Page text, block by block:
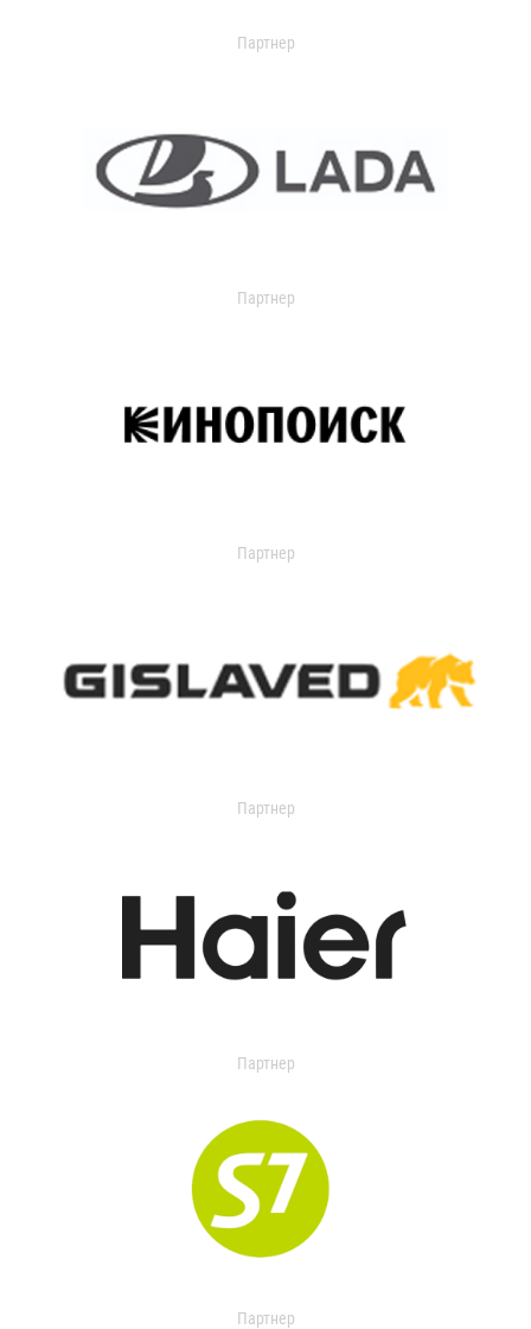
Партнер
Партнер
Партнер
Партнер
Партнер
Партнер